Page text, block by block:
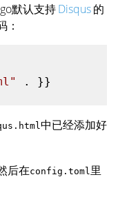
默认支持Disqus的
：
中已经添加好
后在config.toml里